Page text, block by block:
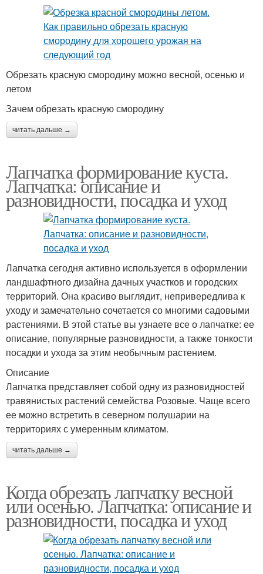
Обрезать красную смородину можно весной, осенью и
летом
Зачем обрезать красную смородину
читать дальше →
Лапчатка формирование куста.
Лапчатка: описание и
разновидности, посадка и уход
Лапчатка сегодня активно используется в оформлении
ландшафтного дизайна дачных участков и городских
территорий. Она красиво выглядит, непривередлива к
уходу и замечательно сочетается со многими садовыми
растениями. В этой статье вы узнаете все о лапчатке: ее
описание, популярные разновидности, а также тонкости
посадки и ухода за этим необычным растением.
Описание
Лапчатка представляет собой одну из разновидностей
травянистых растений семейства Розовые. Чаще всего
ее можно встретить в северном полушарии на
территориях с умеренным климатом.
читать дальше →
Когда обрезать лапчатку весной
или осенью. Лапчатка: описание и
разновидности, посадка и уход